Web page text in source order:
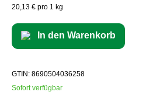
20,13 € pro 1 kg
In den Warenkorb
GTIN: 8690504036258
Sofort verfügbar